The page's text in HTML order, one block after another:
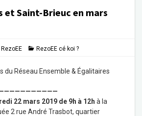
et Saint-Brieuc en mars
RezoEE RezoEE cé koi ?
du Réseau Ensemble & Égalitaires
22 mars 2019 de 9h à 12h à la
2 rue André Trasbot, quartier